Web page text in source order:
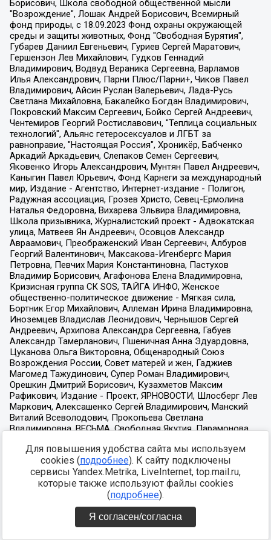
Для повышения удобства сайта мы используем
cookies (подробнее). К сайту подключены
сервисы Yandex.Metrika, LiveInternet, top.mail.ru,
которые также используют файлы cookies
(подробнее).
Я согласен/согласна